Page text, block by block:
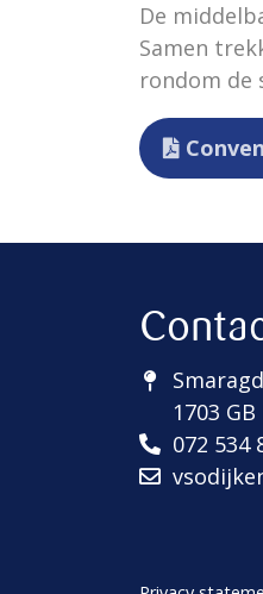
De
Samen
rondom de
1703
072 534